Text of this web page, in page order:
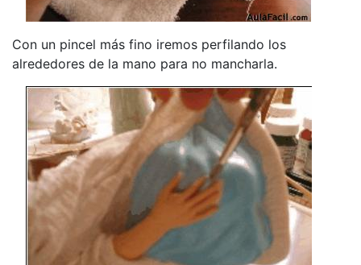
Con un pincel más fino iremos perfilando los
alrededores de la mano para no mancharla.